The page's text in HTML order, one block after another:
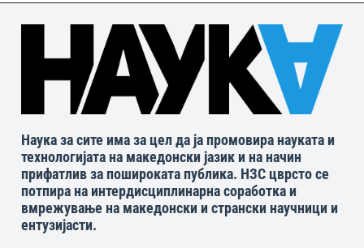
Наука за сите има за цел да ја промовира науката и
технологијата на македонски јазик и на начин
прифатлив за пошироката публика. НЗС цврсто се
потпира на интердисциплинарна соработка и
вмрежување на македонски и странски научници и
ентузијасти.